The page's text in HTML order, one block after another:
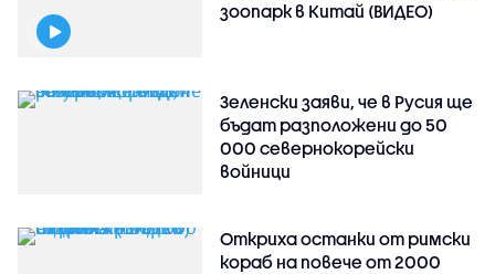
зоопарк в Китай (ВИДЕО)
Зеленски заяви, че в Русия ще
бъдат разположени до 50
000 севернокорейски
войници
Откриха останки от римски
кораб на повече от 2000